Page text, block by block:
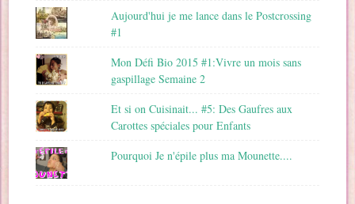
Aujourd'hui je me lance dans le Postcrossing
#1
Mon Défi Bio 2015 #1:Vivre un mois sans
gaspillage Semaine 2
Et si on Cuisinait... #5: Des Gaufres aux
Carottes spéciales pour Enfants
Pourquoi Je n'épile plus ma Mounette....